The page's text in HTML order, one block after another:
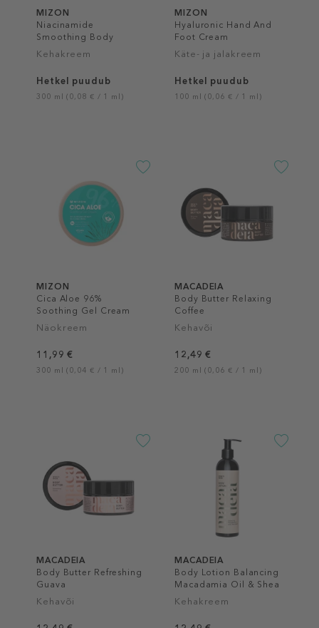
MIZON
Niacinamide
Smoothing Body
Lotion
Kehakreem
Hetkel puudub
300 ml (0,08 € / 1 ml)
MIZON
Hyaluronic Hand And
Foot Cream
Käte- ja jalakreem
Hetkel puudub
100 ml (0,06 € / 1 ml)
MIZON
Cica Aloe 96%
Soothing Gel Cream
Näokreem
11,99 €
300 ml (0,04 € / 1 ml)
MACADEIA
Body Butter Relaxing
Coffee
Kehavõi
12,49 €
200 ml (0,06 € / 1 ml)
MACADEIA
Body Butter Refreshing
Guava
Kehavõi
MACADEIA
Body Lotion Balancing
Macadamia Oil & Shea
Butter
Kehakreem